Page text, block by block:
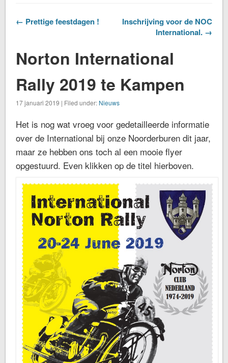
← Prettige feestdagen !
Inschrijving voor de NOC
International. →
Norton International
Rally 2019 te Kampen
17 januari 2019 | Filed under: Nieuws
Het is nog wat vroeg voor gedetailleerde informatie
over de International bij onze Noorderburen dit jaar,
maar ze hebben ons toch al een mooie flyer
opgestuurd. Even klikken op de titel hierboven.